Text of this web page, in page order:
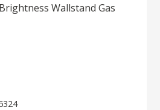
Wallstand Gas